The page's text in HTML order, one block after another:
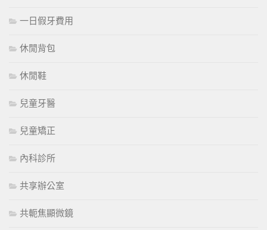
一日假牙費用
休閒背包
休閒鞋
兒童牙醫
兒童矯正
內科診所
共享辦公室
共軛焦顯微鏡